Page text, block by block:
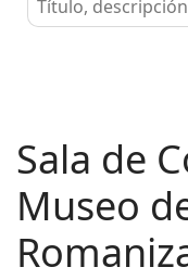
Sala de
Museo